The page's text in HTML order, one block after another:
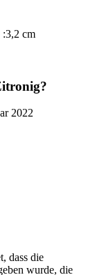
:3,2 cm
2022
dass die
wurde, die